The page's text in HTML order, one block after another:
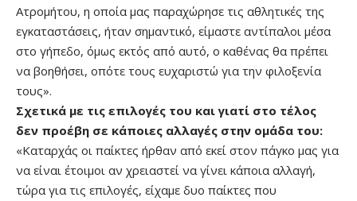
Ατρομήτου, η οποία μας παραχώρησε τις αθλητικές της
εγκαταστάσεις, ήταν σημαντικό, είμαστε αντίπαλοι μέσα
στο γήπεδο, όμως εκτός από αυτό, ο καθένας θα πρέπει
να βοηθήσει, οπότε τους ευχαριστώ για την φιλοξενία
τους».
Σχετικά με τις επιλογές του και γιατί στο τέλος
δεν προέβη σε κάποιες αλλαγές στην ομάδα του:
«Καταρχάς οι παίκτες ήρθαν από εκεί στον πάγκο μας για
να είναι έτοιμοι αν χρειαστεί να γίνει κάποια αλλαγή,
τώρα για τις επιλογές, είχαμε δυο παίκτες που